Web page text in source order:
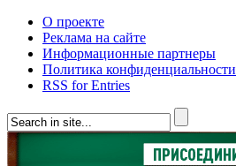
О проекте
Реклама на сайте
Информационные партнеры
Политика конфиденциальности
RSS for Entries